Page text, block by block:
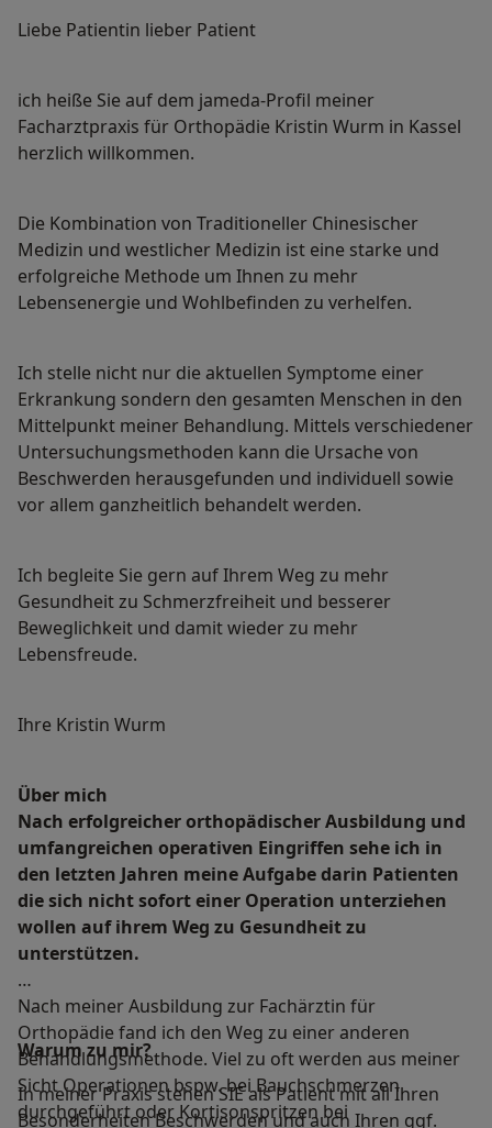
Liebe Patientin lieber Patient
ich heiße Sie auf dem jameda-Profil meiner
Facharztpraxis für Orthopädie Kristin Wurm in Kassel
herzlich willkommen.
Die Kombination von Traditioneller Chinesischer
Medizin und westlicher Medizin ist eine starke und
erfolgreiche Methode um Ihnen zu mehr
Lebensenergie und Wohlbefinden zu verhelfen.
Ich stelle nicht nur die aktuellen Symptome einer
Erkrankung sondern den gesamten Menschen in den
Mittelpunkt meiner Behandlung. Mittels verschiedener
Untersuchungsmethoden kann die Ursache von
Beschwerden herausgefunden und individuell sowie
vor allem ganzheitlich behandelt werden.
Ich begleite Sie gern auf Ihrem Weg zu mehr
Gesundheit zu Schmerzfreiheit und besserer
Beweglichkeit und damit wieder zu mehr
Lebensfreude.
Ihre Kristin Wurm
Über mich
Nach erfolgreicher orthopädischer Ausbildung und
umfangreichen operativen Eingriffen sehe ich in
den letzten Jahren meine Aufgabe darin Patienten
die sich nicht sofort einer Operation unterziehen
wollen auf ihrem Weg zu Gesundheit zu
unterstützen.
Nach meiner Ausbildung zur Fachärztin für
Orthopädie fand ich den Weg zu einer anderen
Behandlungsmethode. Viel zu oft werden aus meiner
Sicht Operationen bspw. bei Bauchschmerzen
durchgeführt oder Kortisonspritzen bei
Warum zu mir?
In meiner Praxis stehen SIE als Patient mit all Ihren
Besonderheiten Beschwerden und auch Ihren ggf.